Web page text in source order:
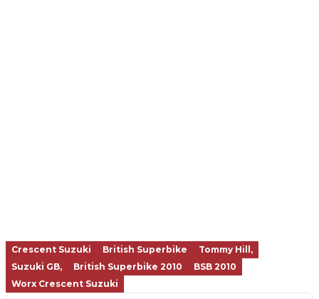
Crescent Suzuki British Superbike
Tommy Hill,
Suzuki GB,
British Superbike 2010
BSB 2010
Worx Crescent Suzuki